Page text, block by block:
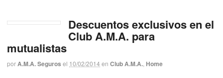
Descuentos exclusivos en el
Club A.M.A. para
mutualistas
porA.M.A. Seguros el 10/02/2014 en Club A.M.A. Home